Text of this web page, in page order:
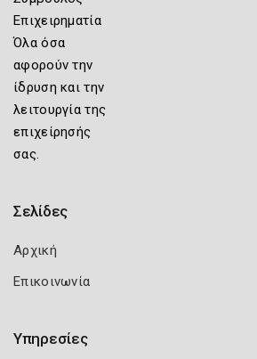
Επιχειρηματία
Όλα όσα
αφορούν την
ίδρυση και την
λειτουργία της
επιχείρησής
σας.
Σελίδες
Αρχική
Επικοινωνία
Υπηρεσίες